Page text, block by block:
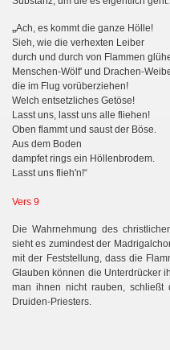
„Ach, es kommt die ganze Hölle!
Sieh, wie die verhexten Leiber
durch und durch von Flammen
Menschen-Wölf' und Drachen-
die im Flug vorüberziehen!
Welch entsetzliches Getöse!
Lasst uns, lasst uns alle fliehen!
Oben flammt und saust der Böse.
Aus dem Boden
dampfet rings ein Höllenbrodem.
Lasst uns flieh'n!“
Vers 9
Die Wahrnehmung des
sieht es zumindest der
mit der Feststellung, dass die
Glauben können die Unterdrücker
man ihnen nicht rauben, schließt
Druiden-Priesters.